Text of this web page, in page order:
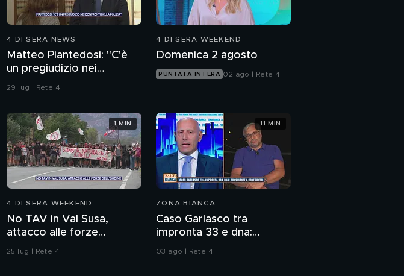
4 DI SERA NEWS
Matteo Piantedosi: "C'è
un pregiudizio nei
confronti della polizia"
29 lug | Rete 4
4 DI SERA WEEKEND
Domenica 2 agosto
PUNTATA INTERA 02 ago | Rete 4
4 DI SERA WEEKEND
No TAV in Val Susa,
attacco alle forze
dell'ordine
25 lug | Rete 4
1 MIN
ZONA BIANCA
Caso Garlasco tra
impronta 33 e dna:
consulenze a confronto
03 ago | Rete 4
11 MIN